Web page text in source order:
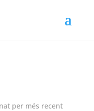
per més recent